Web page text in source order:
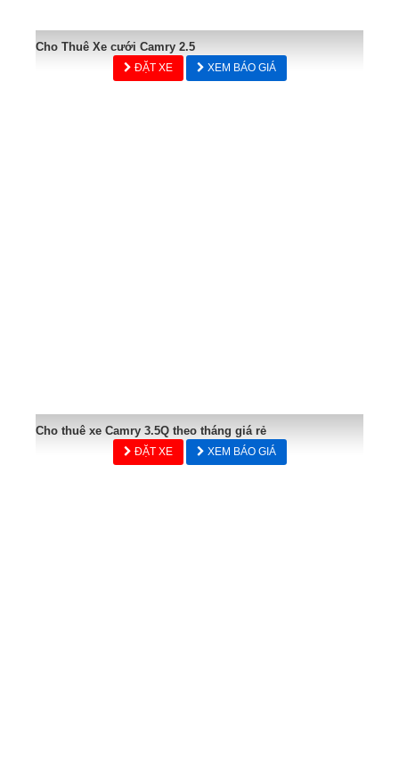
Cho Thuê Xe cưới Camry 2.5
ĐẶT XE XEM BÁO GIÁ
Cho thuê xe Camry 3.5Q theo tháng giá rẻ
ĐẶT XE XEM BÁO GIÁ